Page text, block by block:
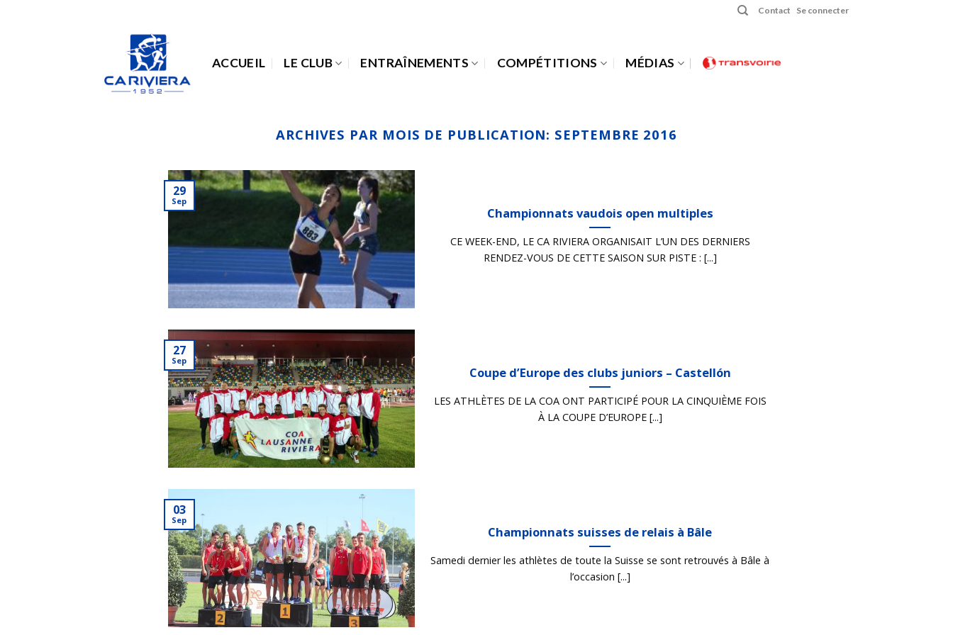
Contact Se connecter
ACCUEIL LE CLUB ENTRAÎNEMENTS COMPÉTITIONS MÉDIAS
ARCHIVES PAR MOIS DE PUBLICATION: SEPTEMBRE 2016
Championnats vaudois open multiples
CE WEEK-END, LE CA RIVIERA ORGANISAIT L’UN DES DERNIERS
RENDEZ-VOUS DE CETTE SAISON SUR PISTE : [...]
29
Sep
Coupe d’Europe des clubs juniors – Castellón
LES ATHLÈTES DE LA COA ONT PARTICIPÉ POUR LA CINQUIÈME FOIS
À LA COUPE D’EUROPE [...]
27
Sep
Championnats suisses de relais à Bâle
Samedi dernier les athlètes de toute la Suisse se sont retrouvés à Bâle à
l’occasion [...]
03
Sep